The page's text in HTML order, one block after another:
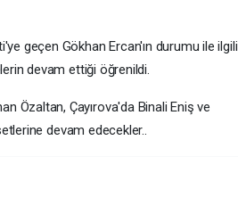
geçen Gökhan Ercan'ın durumu ile ilgili
devam ettiği öğrenildi.
Özaltan, Çayırova'da Binali Eniş ve
devam edecekler..